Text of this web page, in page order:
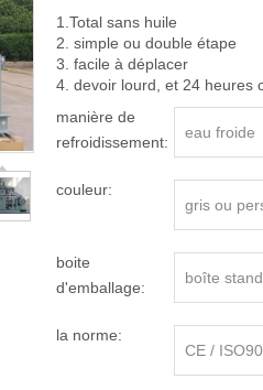
1.Total sans huile
2. simple ou double étape
3. facile à déplacer
4. devoir lourd, et 24 heures
manière de
refroidissement:
eau froide
couleur:
gris ou
boite
d'emballage:
boîte
la norme:
CE /